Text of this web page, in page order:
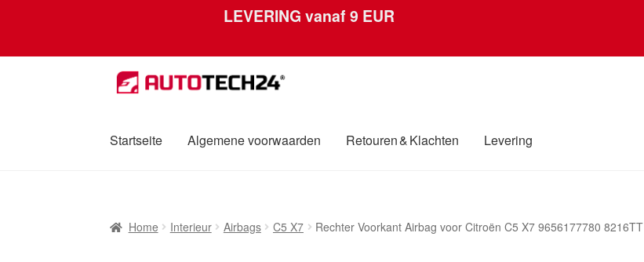
LEVERING vanaf 9 EUR
Ga
door
navigatie
Ga
naar
inhoud
Startseite Algemene voorwaarden Retouren & Klachten Levering
Over ons PrivacybeleidWereldwijde verzendingWinkelwagen
Home Interieur Airbags C5 X7 Rechter Voorkant Airbag voor Citroën C5 X7 9656177780 8216TT